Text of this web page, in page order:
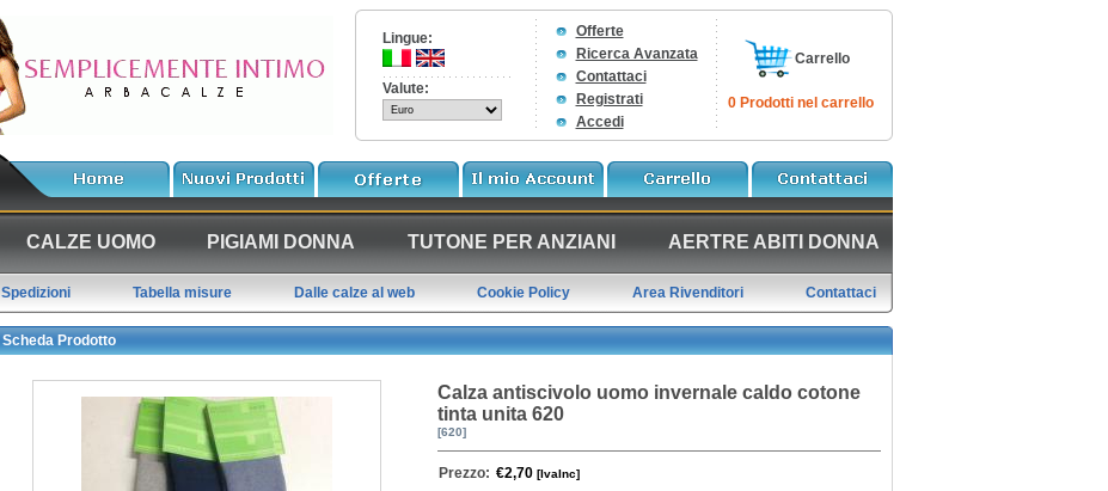
Lingue:
Valute:
Offerte
Ricerca Avanzata
Contattaci
Registrati
Accedi
Carrello
0 Prodotti nel carrello
CALZE UOMO PIGIAMI DONNA TUTONE PER ANZIANI AERTRE ABITI DONNA
Spedizioni Tabella misure Dalle calze al web Cookie Policy Area Rivenditori Contattaci
Scheda Prodotto
Calza antiscivolo uomo invernale caldo cotone
tinta unita 620
[620]
Prezzo: €2,70 [IvaInc]